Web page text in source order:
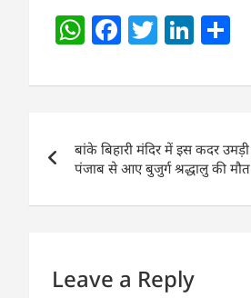
W
at
A
p
p
F
c
b
o
o
T
itt
Li
k
dI
n
navigation
बांके बिहारी मंदिर में इस कदर
पंजाब से आए बुजुर्ग श्रद्धालु की मौत
Leave a Reply